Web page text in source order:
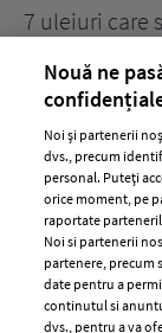
7 uleiuri care
ELLE
2024
Nouă ne
Noi și partenerii
dvs., precum
personal. Puteți
orice moment, pe
raportate
Noi si partenerii
partenere, precum
date pentru a
continutul si
dvs., pentru a va